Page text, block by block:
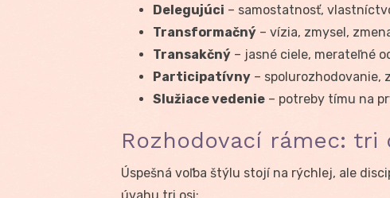
Delegujúci – samostatnosť,
Transformačný – vízia, zmysel,
Transakčný – jasné ciele, merateľné
Participatívny – spolurozhodovanie,
Služiace vedenie – potreby tímu na
Rozhodovací rámec:
Úspešná voľba štýlu stojí na rýchlej, ale
úvahu tri osi: